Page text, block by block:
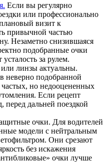
Если вы регулярно
или профессионально
визит к
привычной частью
Незаметно снизившаяся
подобранные очки
за рулем.
линзы актуальны.
неверно подобранной
но недооцененных
Если рецепт
перед дальней поездкой
очки. Для водителей
модели с нейтральным
Они срезают
без искажения
очки лучше